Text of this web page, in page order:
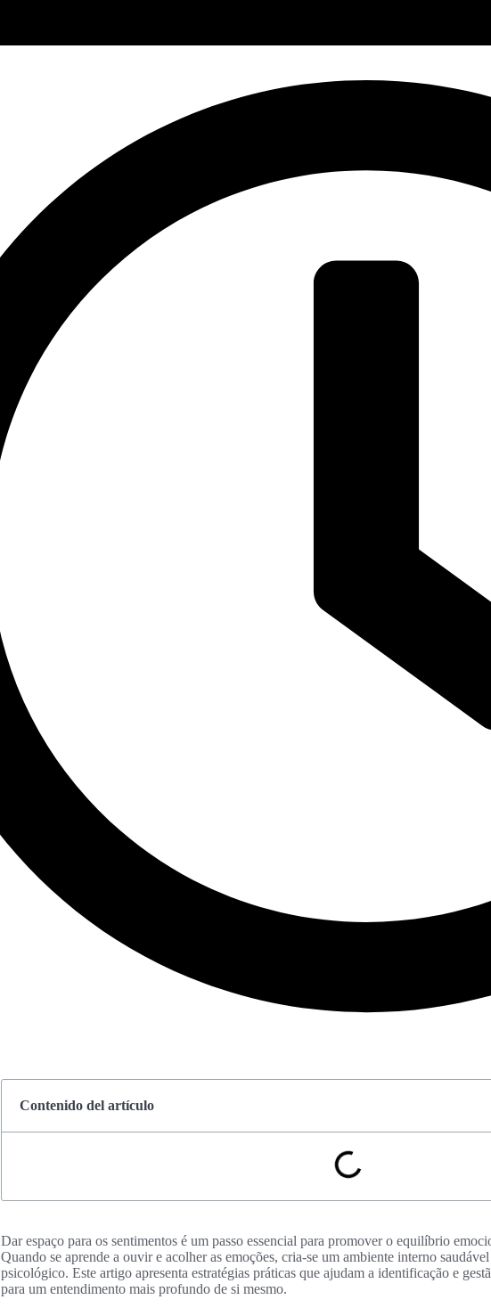
Contenido del artículo
Dar espaço para os sentimentos é um passo essencial para promover o equilíbrio
Quando se aprende a ouvir e acolher as emoções, cria-se um ambiente interno
psicológico. Este artigo apresenta estratégias práticas que ajudam a identificação e
para um entendimento mais profundo de si mesmo.